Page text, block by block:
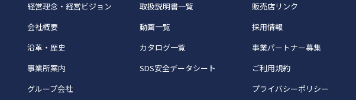
経営理念・経営ビジョン
会社概要
沿革・歴史
事業所案内
グループ会社
取扱説明書一覧
動画一覧
カタログ一覧
SDS安全データシート
販売店リンク
採用情報
事業パートナー募集
ご利用規約
プライバシーポリシー